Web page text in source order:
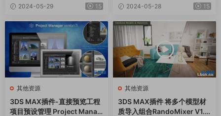
er v2.5.0
2024-05-29 15
one/ProxSi/Disperse/Foren
SicScatter)
2024-05-28 15
其他资源
3DS MAX插件-直接预览工程
项目预设管理 Project Manag
其他资源
3DS MAX插件 将多个模型材
质导入组合RandoMixer V1.0